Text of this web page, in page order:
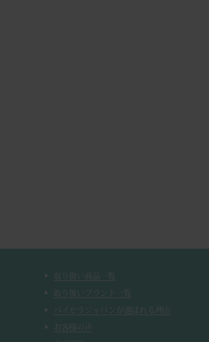
取り扱い商品一覧
取り扱いブランド一覧
バイセラジャパンが選ばれる理由
お客様の声